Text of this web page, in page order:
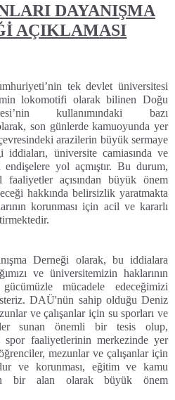
DAYANIŞMA
AÇIKLAMASI
tek devlet üniversitesi
lokomotifi olarak bilinen Doğu
kullanımındaki bazı
son günlerde kamuoyunda yer
arazilerin büyük sermaye
iddiaları, üniversite camiasında ve
yol açmıştır. Bu durum,
açısından büyük önem
hakkında belirsizlik yaratmakta
korunması için acil ve kararlı
Derneği olarak, bu iddialara
ve üniversitemizin haklarının
mücadele edeceğimizi
DAÜ'nün sahip olduğu Deniz
ve çalışanlar için su sporları ve
sunan önemli bir tesis olup,
faaliyetlerinin merkezinde yer
mezunlar ve çalışanlar için
ve korunması, eğitim ve kamu
bir alan olarak büyük önem